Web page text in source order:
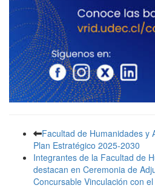
Facultad de Humanidades y
Plan Estratégico 2025-2030
Integrantes de la Facultad de
destacan en Ceremonia de
Concursable Vinculación con